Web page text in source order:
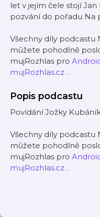
let v jejím čele stojí
pozvání do pořadu Na
Všechny díly podcastu
můžete pohodlně
mujRozhlas pro
mujRozhlas.cz .
Popis podcastu
Povídání Jožky
Všechny díly podcastu
můžete pohodlně
mujRozhlas pro
mujRozhlas.cz .